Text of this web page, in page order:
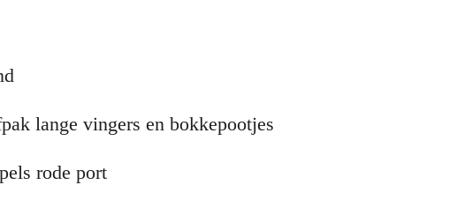
lange vingers en bokkepootjes
rode port